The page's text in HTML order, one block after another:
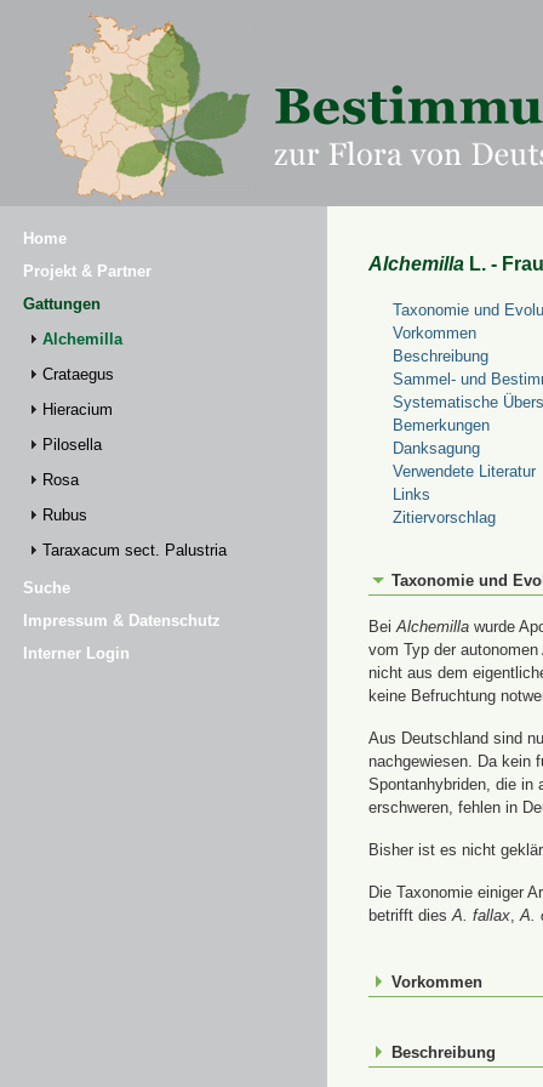
Home
Projekt & Partner
Gattungen
Alchemilla
Crataegus
Hieracium
Pilosella
Rosa
Rubus
Taraxacum sect. Palustria
Suche
Impressum & Datenschutz
Interner Login
Alchemilla L. -
Taxonomie und
Vorkommen
Beschreibung
Sammel- und
Systematische
Bemerkungen
Danksagung
Verwendete Literatur
Links
Zitiervorschlag
Taxonomie und
BeiAlchemilla wurde
vom Typ der
nicht aus dem
keine Befruchtung
Aus Deutschland sind
nachgewiesen. Da kein
Spontanhybriden, die in
erschweren, fehlen in
Bisher ist es nicht
Die Taxonomie einiger
betrifft diesA. fallax,A.
Vorkommen
Beschreibung